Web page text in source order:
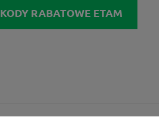
KODY RABATOWE ETAM